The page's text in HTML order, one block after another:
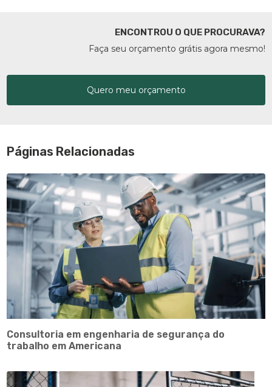
ENCONTROU O QUE PROCURAVA?
Faça seu orçamento grátis agora mesmo!
Quero meu orçamento
Páginas Relacionadas
Consultoria em engenharia de segurança do
trabalho em Americana